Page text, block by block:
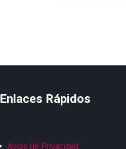
Enlaces Rápidos
Aviso de Privacidad